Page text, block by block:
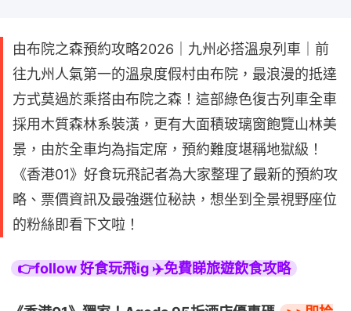
由布院之森預約攻略2026｜九州必搭溫泉列車｜前
往九州人氣第一的溫泉度假村由布院，最浪漫的抵達
方式莫過於乘搭由布院之森！這部綠色復古列車全車
採用木質森林系裝潢，更有大面積玻璃窗飽覽山林美
景，由於全車均為指定席，預約難度堪稱地獄級！
《香港01》好食玩飛記者為大家整理了最新的預約攻
略、票價資訊及最強選位秘訣，想坐到全景視野座位
的粉絲即看下文啦！
👉follow 好食玩飛ig ✈️免費睇旅遊飲食攻略